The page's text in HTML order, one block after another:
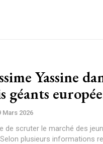
géants
Mars 2026
de scruter le marché des
plusieurs informations